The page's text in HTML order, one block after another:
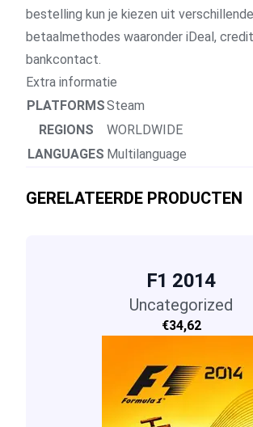
bestelling kun je kiezen uit verschillende
betaalmethodes waaronder iDeal,
bankcontact.
Extra informatie
PLATFORMSSteam
REGIONS
WORLDWIDE
LANGUAGES Multilanguage
GERELATEERDE PRODUCTEN
F1 2014
Uncategorized
€34,62